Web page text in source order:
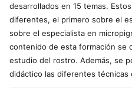
desarrollados en 15 temas.
diferentes, el primero sobre el
sobre el especialista en
contenido de esta formación se
estudio del rostro. Además, se
didáctico las diferentes técnicas